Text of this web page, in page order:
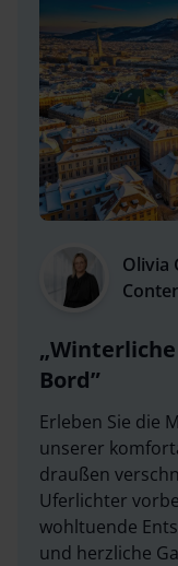
Olivia
Bord
Erleben Sie die
unserer
draußen
Uferlichter
wohltuende
und herzliche